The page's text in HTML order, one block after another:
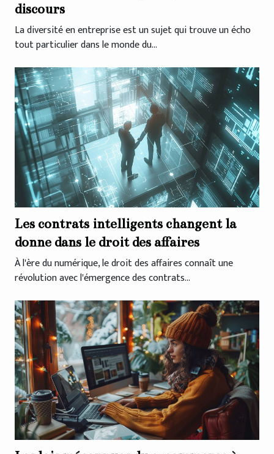
discours
La diversité en entreprise est un sujet qui trouve un écho
tout particulier dans le monde du...
Les contrats intelligents changent la
donne dans le droit des affaires
À l'ère du numérique, le droit des affaires connaît une
révolution avec l'émergence des contrats...